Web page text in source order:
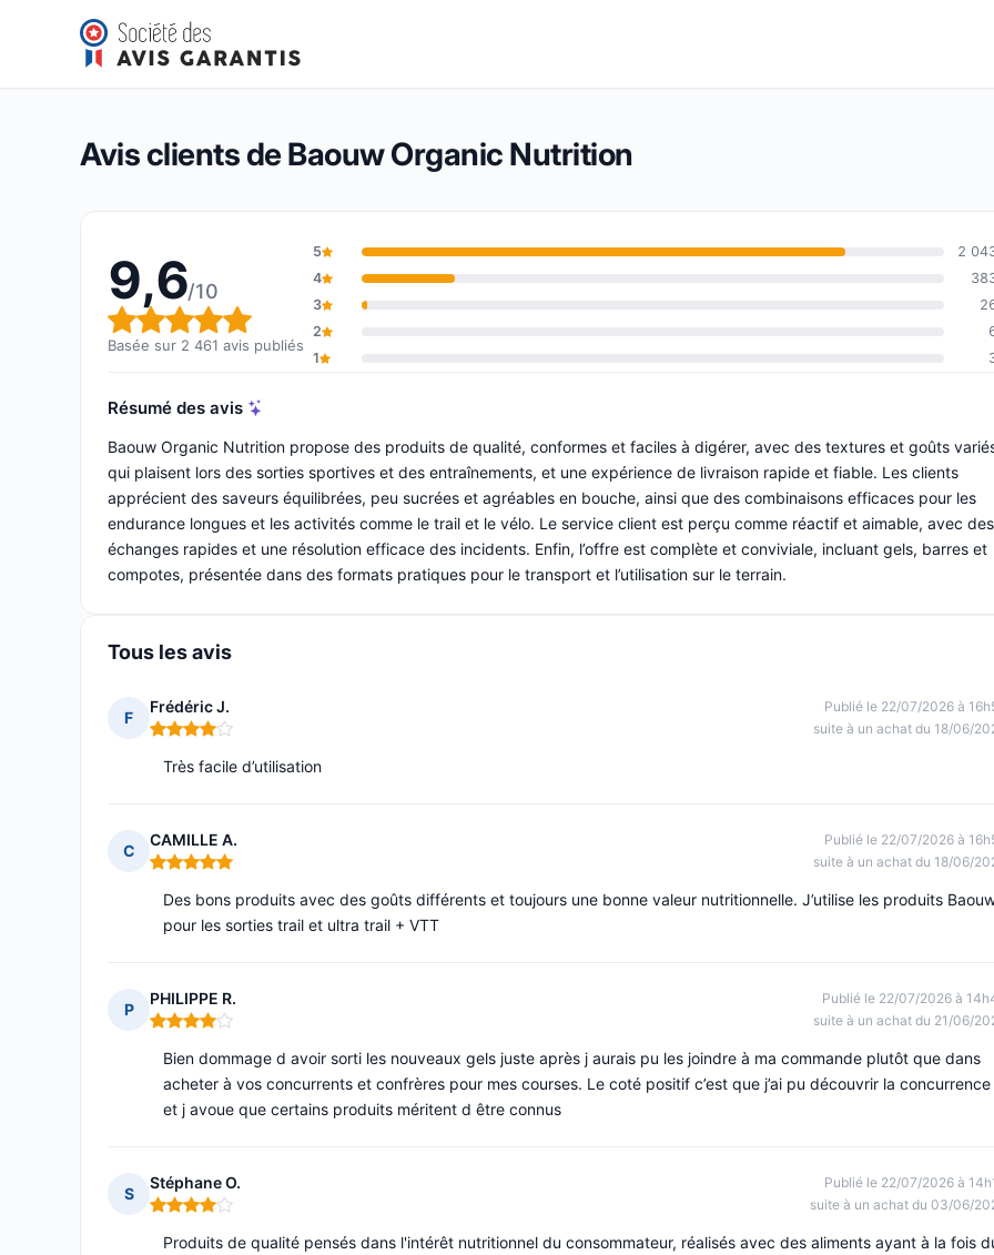
Baouw Organic Nutrition
Note globale : 9,6 sur 10
9,6/10(2 461 avis)
Avis clients de Baouw Organic Nutrition
9,6/10
Note globale : 9,6 sur 10
Basée sur 2 461 avis publiés
5
2
4
3
2
1
Résumé des avis
Baouw Organic Nutrition propose des produits de qualité, conformes et faciles à digérer, avec des textures et goûts
qui plaisent lors des sorties sportives et des entraînements, et une expérience de livraison rapide et fiable. Les clients
apprécient des saveurs équilibrées, peu sucrées et agréables en bouche, ainsi que des combinaisons efficaces pour les
endurance longues et les activités comme le trail et le vélo. Le service client est perçu comme réactif et aimable, avec des
échanges rapides et une résolution efficace des incidents. Enfin, l’offre est complète et conviviale, incluant gels, barres et
compotes, présentée dans des formats pratiques pour le transport et l’utilisation sur le terrain.
Tous les avis
F
Frédéric J.
Note : 4 sur 5
Publié le 22/07/2026 à
suite à un achat du 18/06/
Très facile d’utilisation
C
CAMILLE A.
Note : 5 sur 5
Publié le 22/07/2026 à
suite à un achat du 18/06/
Des bons produits avec des goûts différents et toujours une bonne valeur nutritionnelle. J’utilise les produits
pour les sorties trail et ultra trail + VTT
P
PHILIPPE R.
Note : 4 sur 5
Publié le 22/07/2026 à
suite à un achat du 21/06/
Bien dommage d avoir sorti les nouveaux gels juste après j aurais pu les joindre à ma commande plutôt que dans
acheter à vos concurrents et confrères pour mes courses. Le coté positif c’est que j’ai pu découvrir la concurrence
et j avoue que certains produits méritent d être connus
S
Stéphane O.
Note : 4 sur 5
Publié le 22/07/2026 à
suite à un achat du 03/06/
Produits de qualité pensés dans l'intérêt nutritionnel du consommateur, réalisés avec des aliments ayant à la fois